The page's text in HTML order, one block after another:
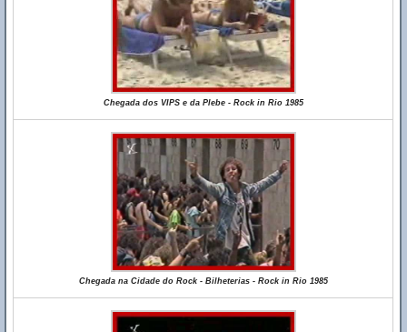
Chegada dos VIPS e da Plebe - Rock in Rio 1985
Chegada na Cidade do Rock - Bilheterias - Rock in Rio 1985